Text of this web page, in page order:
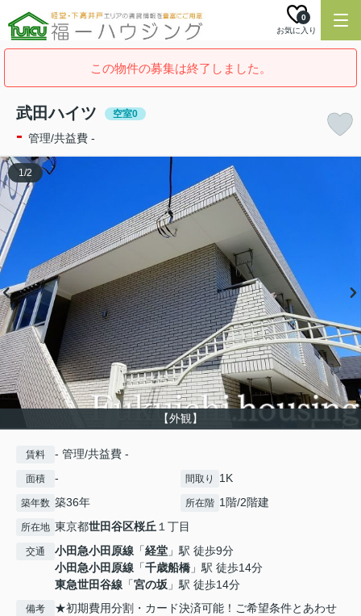
お気に入り
0
この物件の募集は終了しました。
武田ハイツ 空室0
- 管理/共益費 -
【外観】
1/2
賃料 - 管理/共益費 -
面積 - 間取り 1K
築年数 築36年 所在階 1階/2階建
所在地 東京都世田谷区桜丘１丁目
交通 小田急小田原線 「経堂 」駅 徒歩9分
小田急小田原線 「千歳船橋 」駅 徒歩14分
東急世田谷線 「宮の坂 」駅 徒歩14分
備考
★初期費用分割・カード決済可能！ご希望条件とあわせ